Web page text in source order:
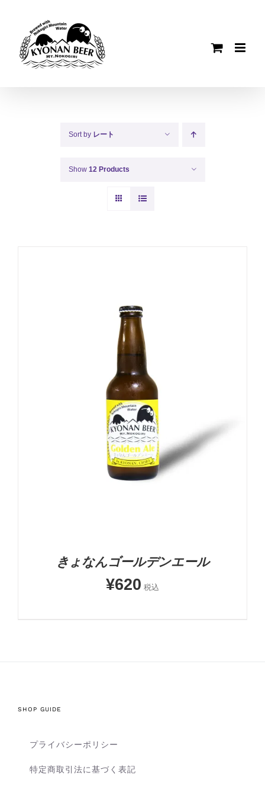
content
Sort by レート
Show 12 Products
お買い物カゴに追加
詳細
きょなんゴールデンエール
¥620 税込
SHOP GUIDE
プライバシーポリシー
特定商取引法に基づく表記